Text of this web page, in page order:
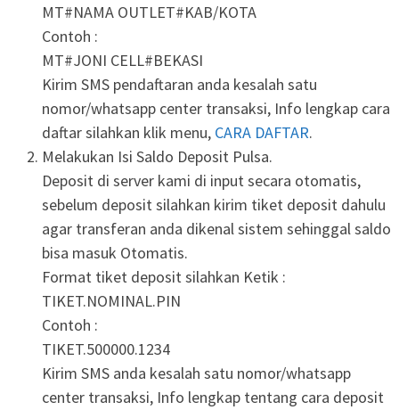
MT#NAMA OUTLET#KAB/KOTA
Contoh :
MT#JONI CELL#BEKASI
Kirim SMS pendaftaran anda kesalah satu
nomor/whatsapp center transaksi, Info lengkap cara
daftar silahkan klik menu, CARA DAFTAR.
Melakukan Isi Saldo Deposit Pulsa.
Deposit di server kami di input secara otomatis,
sebelum deposit silahkan kirim tiket deposit dahulu
agar transferan anda dikenal sistem sehinggal saldo
bisa masuk Otomatis.
Format tiket deposit silahkan Ketik :
TIKET.NOMINAL.PIN
Contoh :
TIKET.500000.1234
Kirim SMS anda kesalah satu nomor/whatsapp
center transaksi, Info lengkap tentang cara deposit